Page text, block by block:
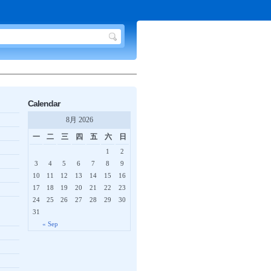
Calendar
8月 2026
一
二 三 四 五 六 日
« Sep
1
2
3
4 5 6 7 8
9
10
11 12 13 14 15
16
17
18 19 20 21 22
23
24
25 26 27 28 29
30
31